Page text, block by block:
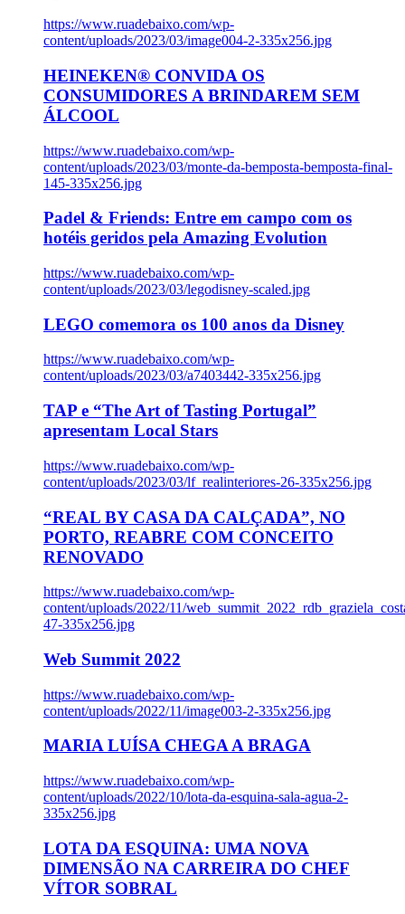
https://www.ruadebaixo.com/wp-
content/uploads/2023/03/image004-2-335x256.jpg
HEINEKEN® CONVIDA OS
CONSUMIDORES A BRINDAREM SEM
ÁLCOOL
https://www.ruadebaixo.com/wp-
content/uploads/2023/03/monte-da-bemposta-bemposta-final-
145-335x256.jpg
Padel & Friends: Entre em campo com os
hotéis geridos pela Amazing Evolution
https://www.ruadebaixo.com/wp-
content/uploads/2023/03/legodisney-scaled.jpg
LEGO comemora os 100 anos da Disney
https://www.ruadebaixo.com/wp-
content/uploads/2023/03/a7403442-335x256.jpg
TAP e “The Art of Tasting Portugal”
apresentam Local Stars
https://www.ruadebaixo.com/wp-
content/uploads/2023/03/lf_realinteriores-26-335x256.jpg
“REAL BY CASA DA CALÇADA”, NO
PORTO, REABRE COM CONCEITO
RENOVADO
https://www.ruadebaixo.com/wp-
content/uploads/2022/11/
47-335x256.jpg
Web Summit 2022
https://www.ruadebaixo.com/wp-
content/uploads/2022/11/image003-2-335x256.jpg
MARIA LUÍSA CHEGA A BRAGA
https://www.ruadebaixo.com/wp-
content/uploads/2022/10/lota-da-esquina-sala-agua-2-
335x256.jpg
LOTA DA ESQUINA: UMA NOVA
DIMENSÃO NA CARREIRA DO CHEF
VÍTOR SOBRAL